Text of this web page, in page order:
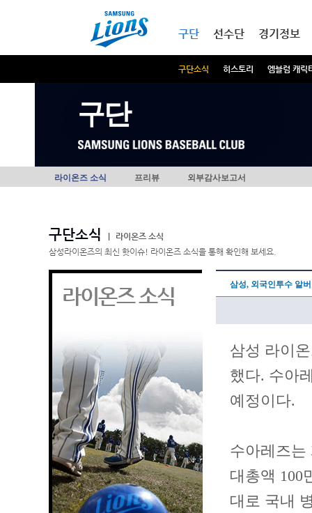
구단
구단소식 히스토리 엠블럼 캐릭
선수단 경기정보
구단
라이온즈 소식 프리뷰 외부감사보고서
구단소식
라이온즈 소식
삼성라이온즈의 최신 핫이슈! 라이온즈 소식을 통해 확인해 보세요.
라이온즈 소식 삼성, 외국인투수 알
삼성 라이
했다. 수아
예정이다.
수아레즈는
대총액 100
대로 국내